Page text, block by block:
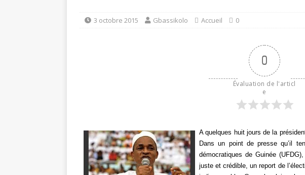
3 octobre 2015 Gbassikolo Accueil 0
0
Évaluation de l'articl
e
A quelques huit jours de la
Dans un point de presse qu’il
démocratiques de Guinée
juste et crédible, un report de